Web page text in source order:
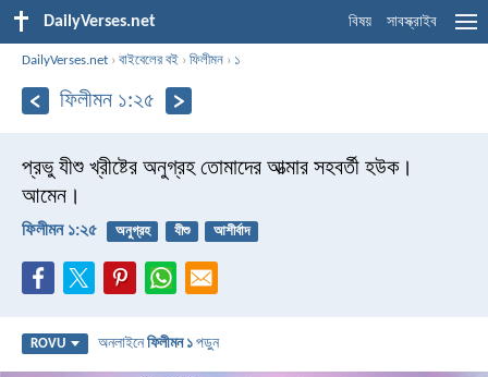
DailyVerses.net বিষয় সাবস্ক্রাইব
DailyVerses.net ›বাইবেলের বই ›ফিলীমন › ১
ফিলীমন ১:২৫
প্রভু যীশু খ্রীষ্টের অনুগ্রহ তোমাদের আত্মার সহবর্তী হউক।
আমেন।
ফিলীমন ১:২৫ অনুগ্রহ যীশু আশীর্বাদ
ROVU অনলাইনেফিলীমন ১ পড়ুন